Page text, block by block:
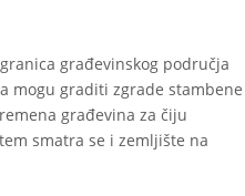
građevinskog područja
mogu graditi zgrade stambene
građevina za čiju
smatra se i zemljište na